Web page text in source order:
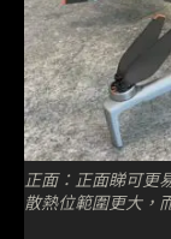
正面：正面睇可更
散熱位範圍更大，